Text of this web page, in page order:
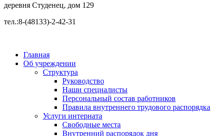
деревня Студенец, дом 129
тел.:8-(48133)-2-42-31
Главная
Об учреждении
Структура
Руководство
Наши специалисты
Персональный состав работников
Правила внутреннего трудового распорядка
Услуги интерната
Свободные места
Внутренний распорядок дня